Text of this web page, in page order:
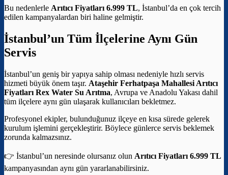
Bu nedenlerle Arıtıcı Fiyatları 6.999 TL, İstanbul’da en çok tercih
edilen kampanyalardan biri haline gelmiştir.
İstanbul’un Tüm İlçelerine Aynı Gün
Servis
İstanbul’un geniş bir yapıya sahip olması nedeniyle hızlı servis
hizmeti büyük önem taşır. Ataşehir Ferhatpaşa Mahallesi Arıtıcı
Fiyatları Rex Water Su Arıtma, Avrupa ve Anadolu Yakası dahil
tüm ilçelere aynı gün ulaşarak kullanıcıları bekletmez.
Profesyonel ekipler, bulunduğunuz ilçeye en kısa sürede gelerek
kurulum işlemini gerçekleştirir. Böylece günlerce servis beklemek
zorunda kalmazsınız.
👉 İstanbul’un neresinde olursanız olun Arıtıcı Fiyatları 6.999 TL
kampanyasından aynı gün yararlanabilirsiniz.